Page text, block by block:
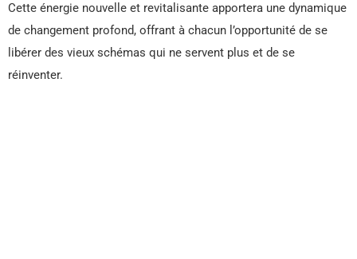
Cette énergie nouvelle et revitalisante apportera une dynamique
de changement profond, offrant à chacun l’opportunité de se
libérer des vieux schémas qui ne servent plus et de se
réinventer.